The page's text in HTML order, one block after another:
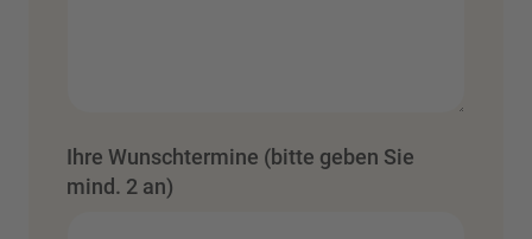
Ihre Wunschtermine (bitte geben Sie
mind. 2 an)